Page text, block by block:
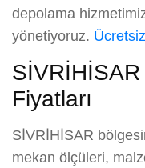
depolama
yönetiyoruz.
Fiyatları
SİVRİHİSAR
mekan ölçüleri,